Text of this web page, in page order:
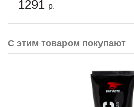
1291 р.
С этим товаром покупают